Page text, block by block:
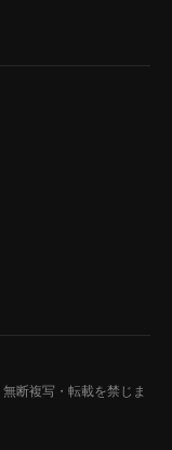
無断複写・転載を禁じま